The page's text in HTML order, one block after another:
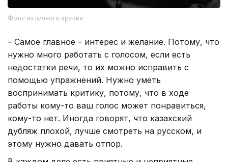
Фото: из личного архива
– Самое главное – интерес и желание. Потому, что
нужно много работать с голосом, если есть
недостатки речи, то их можно исправить с
помощью упражнений. Нужно уметь
воспринимать критику, потому, что в ходе
работы кому-то ваш голос может понравиться,
кому-то нет. Иногда говорят, что казахский
дубляж плохой, лучше смотреть на русском, и
этому нужно давать отпор.